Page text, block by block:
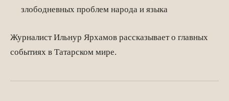
злободневных проблем народа и языка
Журналист Ильнур Ярхамов рассказывает о главных
событиях в Татарском мире.